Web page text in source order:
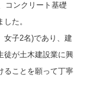
コンクリート基礎
た。
女子2名)であり、建
徒が土木建設業に興
ることを願って丁寧